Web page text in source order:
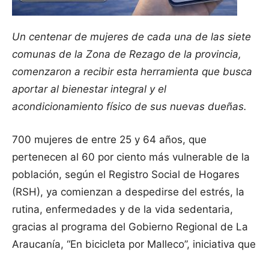
Un centenar de mujeres de cada una de las siete
comunas de la Zona de Rezago de la provincia,
comenzaron a recibir esta herramienta que busca
aportar al bienestar integral y el
acondicionamiento físico de sus nuevas dueñas.
700 mujeres de entre 25 y 64 años, que
pertenecen al 60 por ciento más vulnerable de la
población, según el Registro Social de Hogares
(RSH), ya comienzan a despedirse del estrés, la
rutina, enfermedades y de la vida sedentaria,
gracias al programa del Gobierno Regional de La
Araucanía, “En bicicleta por Malleco”, iniciativa que